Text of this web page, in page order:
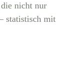
nicht nur
statistisch mit